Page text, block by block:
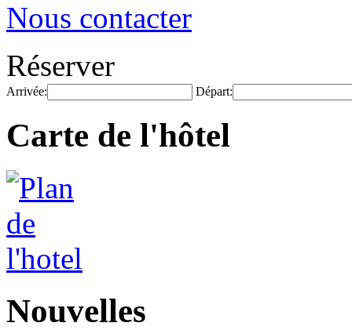
Nous contacter
Réserver
Arrivée: Départ:
Carte de l'hôtel
Nouvelles